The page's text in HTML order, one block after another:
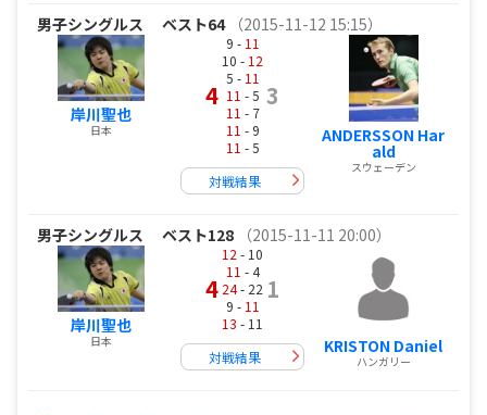
男子シングルス ベスト64 （2015-11-12 15:15）
岸川聖也
日本
4
9 - 11
10 - 12
5 - 11
11 - 5
11 - 7
11 - 9
11 - 5
3
対戦結果
ANDERSSON Har
ald
スウェーデン
男子シングルス ベスト128 （2015-11-11 20:00）
岸川聖也
日本
4
12 - 10
11 - 4
24- 22
9 - 11
13 - 11
1
対戦結果
KRISTON Daniel
ハンガリー